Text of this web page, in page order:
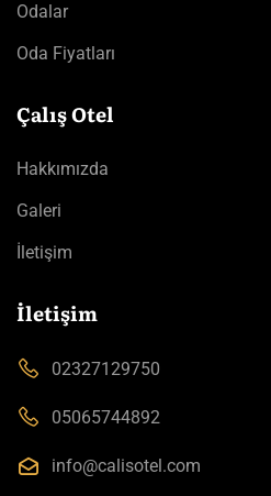
Odalar
Oda Fiyatları
Çalış Otel
Hakkımızda
Galeri
İletişim
İletişim
02327129750
05065744892
info@calisotel.com